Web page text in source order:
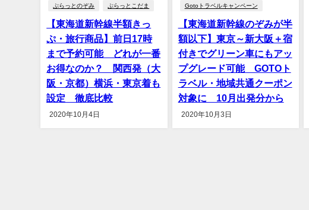
ぷらっとのぞみ ぷらっとこだま
【東海道新幹線半額きっ
ぷ・旅行商品】前日17時
まで予約可能 どれが一番
お得なのか？ 関西発（大
阪・京都）横浜・東京着も
設定 徹底比較
2020年10月4日
Gotoトラベルキャンペーン
【東海道新幹線のぞみが半
額以下】東京～新大阪＋宿
付きでグリーン車にもアッ
プグレード可能 GOTOト
ラベル・地域共通クーポン
対象に 10月出発分から
2020年10月3日